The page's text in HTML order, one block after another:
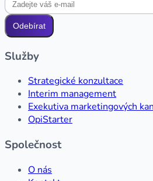
Odebírat
Služby
Strategické konzultace
Interim management
Exekutiva marketingových
OpiStarter
Společnost
O nás